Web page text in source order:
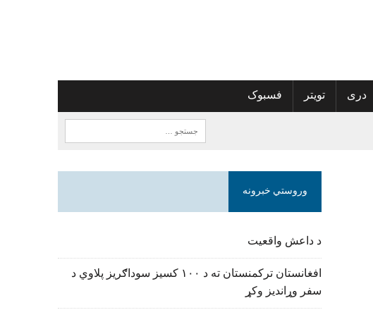
دری تویتر فسبوک
وروستي خبرونه
د داعش واقعیت
افغانستان ترکمنستان ته د ۱۰۰ کسیز سوداګریز پلاوي د
سفر وړاندیز وکړ